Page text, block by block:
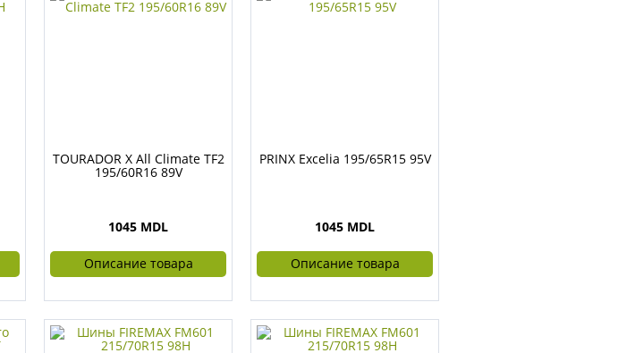
TOURADOR X All Climate TF2
195/60R16 89V
1045 MDL
Описание товара
PRINX Excelia 195/65R15 95V
1045 MDL
Описание товара